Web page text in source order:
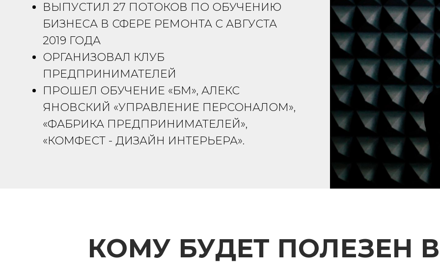
ВЫПУСТИЛ 27 ПОТОКОВ ПО ОБУЧЕНИЮ
БИЗНЕСА В СФЕРЕ РЕМОНТА С АВГУСТА
2019 ГОДА
ОРГАНИЗОВАЛ КЛУБ
ПРЕДПРИНИМАТЕЛЕЙ
ПРОШЕЛ ОБУЧЕНИЕ «БМ», АЛЕКС
ЯНОВСКИЙ «УПРАВЛЕНИЕ ПЕРСОНАЛОМ»,
«ФАБРИКА ПРЕДПРИНИМАТЕЛЕЙ»,
«КОМФЕСТ - ДИЗАЙН ИНТЕРЬЕРА».
КОМУ БУДЕТ ПОЛЕЗЕН